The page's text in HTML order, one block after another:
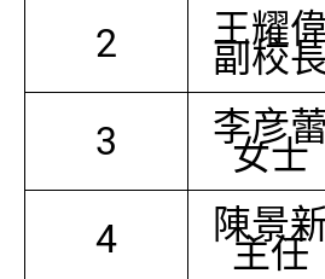
2 王耀
副校
3 李彦
女士
4 陳景
主任